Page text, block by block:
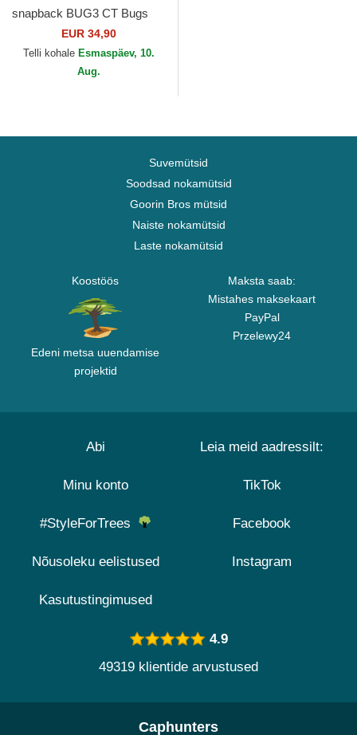
snapback BUG3 CT Bugs
Bunny Looney Tunes
Capslab
EUR 34,90
Telli kohale Esmaspäev, 10.
Aug.
Suvemütsid
Soodsad nokamütsid
Goorin Bros mütsid
Naiste nokamütsid
Laste nokamütsid
Koostöös
Edeni metsa uuendamise
projektid
Maksta saab:
Mistahes maksekaart
PayPal
Przelewy24
Abi
Minu konto
#StyleForTrees
Nõusoleku eelistused
Kasutustingimused
Leia meid aadressilt:
TikTok
Facebook
Instagram
4.9
49319 klientide arvustused
Caphunters